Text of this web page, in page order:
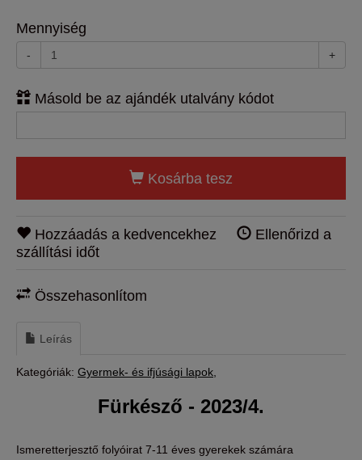
Mennyiség
- +
Másold be az ajándék utalvány kódot
Kosárba tesz
Hozzáadás a kedvencekhez
Ellenőrizd a
szállítási időt
Összehasonlítom
Leírás
Kategóriák: Gyermek- és ifjúsági lapok
Fürkésző - 2023/4.
Ismeretterjesztő folyóirat 7-11 éves gyerekek számára